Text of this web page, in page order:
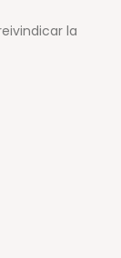
la